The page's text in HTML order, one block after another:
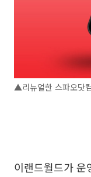
▲리뉴얼한 스파오닷
이랜드월드가 운